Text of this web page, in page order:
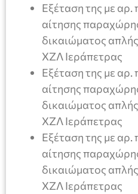
Εξέταση της με
αίτησης
δικαιώματος
ΧΖΛ Ιεράπετρας
Εξέταση της με
αίτησης
δικαιώματος
ΧΖΛ Ιεράπετρας
Εξέταση της με
αίτησης
δικαιώματος
ΧΖΛ Ιεράπετρας